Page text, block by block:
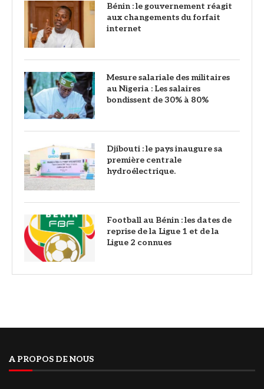
Bénin : le gouvernement réagit
aux changements du forfait
internet
Mesure salariale des militaires
au Nigeria : Les salaires
bondissent de 30% à 80%
Djibouti : le pays inaugure sa
première centrale
hydroélectrique.
Football au Bénin : les dates de
reprise de la Ligue 1 et de la
Ligue 2 connues
A PROPOS DE NOUS